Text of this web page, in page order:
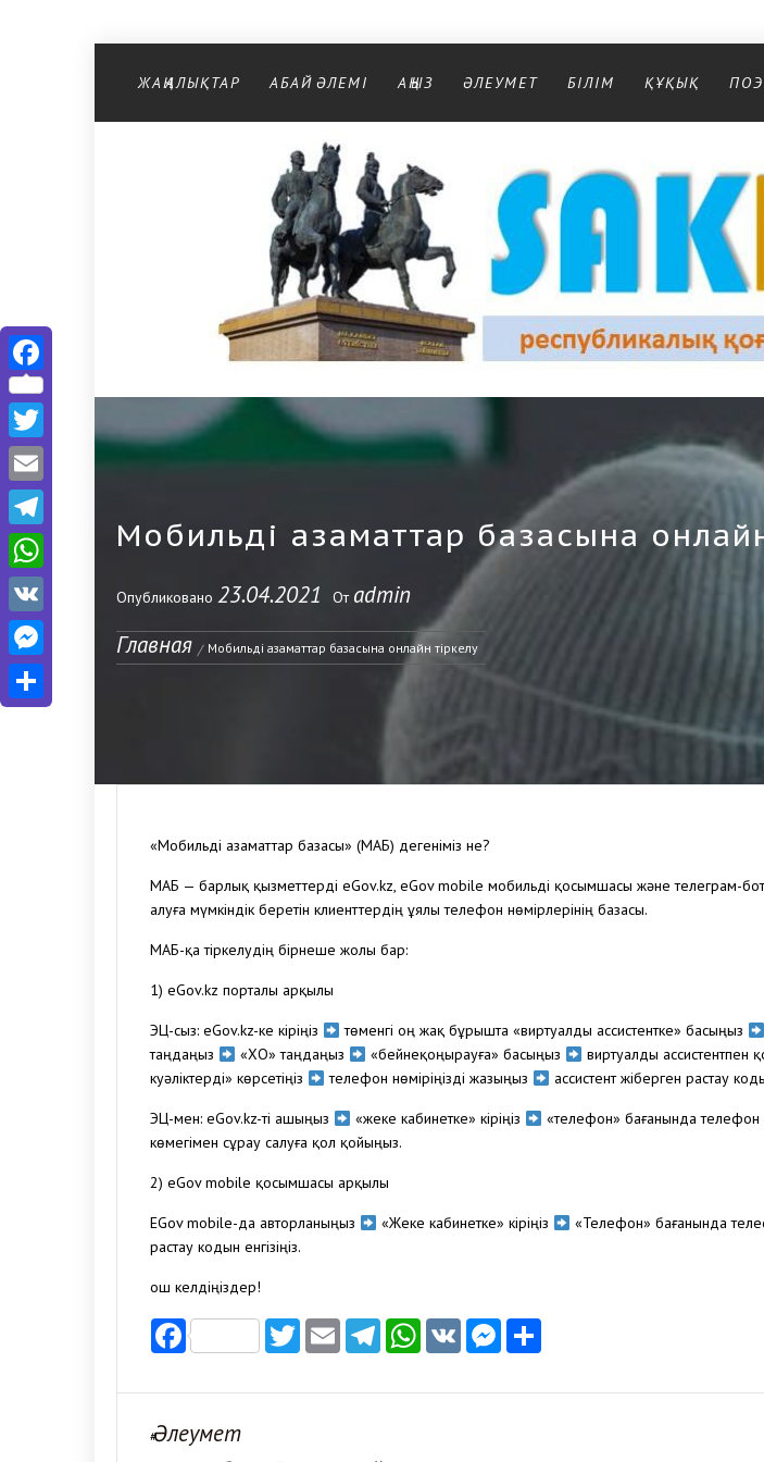
Перейти к содержимому
ЖАҢАЛЫҚТАР АБАЙ ӘЛЕМІ АҢЫЗ ӘЛЕУМЕТ БІЛІМ ҚҰҚЫҚ
Республикалық
Мобильді азаматтар базасына
Опубликовано 23.04.2021 От admin
Главная
Мобильді азаматтар базасына онлайн тіркелу
«Мобильді азаматтар базасы» (МАБ) дегеніміз не?
МАБ — барлық қызметтерді eGov.kz, eGov mobile мобильді қосымшасы және телеграм-
алуға мүмкіндік беретін клиенттердің ұялы телефон нөмірлерінің базасы.
МАБ-қа тіркелудің бірнеше жолы бар:
1) eGov.kz порталы арқылы
ЭЦҚ-сыз: eGov.kz-ке кіріңіз төменгі оң жақ бұрышта «виртуалды ассистентке» басыңыз
таңдаңыз
«ХҚО» таңдаңыз «бейнеқоңырауға» басыңыз
виртуалды ассистентпен
куәліктерді» көрсетіңіз
телефон нөміріңізді жазыңыз ассистент жіберген растау
ЭЦҚ-мен: eGov.kz-ті ашыңыз «жеке кабинетке» кіріңіз «телефон» бағанында телефон
көмегімен сұрау салуға қол қойыңыз.
2) eGov mobile қосымшасы арқылы
EGov mobile-да авторланыңыз «Жеке кабинетке» кіріңіз
«Телефон» бағанында
растау кодын енгізіңіз.
Қош келдіңіздер!
FacebookTwitter
EmailTelegram
WhatsApp
VKMessenger
Отправить
#Әлеумет
Facebook
Twitter
Email
Telegram
WhatsApp
VK
Messenger
Отправить